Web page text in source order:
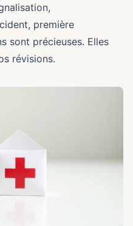
première
sont précieuses. Elles
révisions.